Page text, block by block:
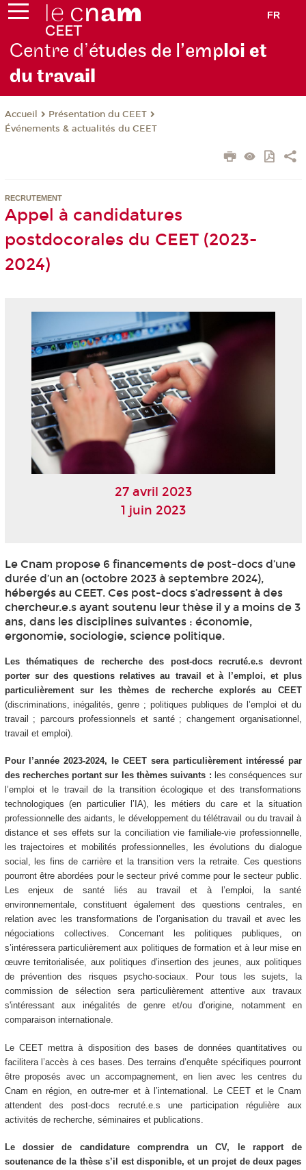
FR
Centre d’études de l’emploi et
du travail
Accueil
Présentation du CEET
Événements & actualités du CEET
RECRUTEMENT
Appel à candidatures
postdocorales du CEET (2023-
2024)
27 avril 2023
1 juin 2023
Le Cnam propose 6 financements de post-docs d’une
durée d’un an (octobre 2023 à septembre 2024),
hébergés au CEET. Ces post-docs s’adressent à des
chercheur.e.s ayant soutenu leur thèse il y a moins de 3
ans, dans les disciplines suivantes : économie,
ergonomie, sociologie, science politique.
Les thématiques de recherche des post-docs recruté.e.s devront
porter sur des questions relatives au travail et à l’emploi, et plus
particulièrement sur les thèmes de recherche explorés au CEET
(discriminations, inégalités, genre ; politiques publiques de l’emploi et du
travail ; parcours professionnels et santé ; changement organisationnel,
travail et emploi).
Pour l’année 2023-2024, le CEET sera particulièrement intéressé par
des recherches portant sur les thèmes suivants : les conséquences sur
l’emploi et le travail de la transition écologique et des transformations
technologiques (en particulier l’IA), les métiers ducare et la situation
professionnelle des aidants, le développement du télétravail ou du travail à
distance et ses effets sur la conciliation vie familiale-vie professionnelle,
les trajectoires et mobilités professionnelles, les évolutions du dialogue
social, les fins de carrière et la transition vers la retraite. Ces questions
pourront être abordées pour le secteur privé comme pour le secteur public.
Les enjeux de santé liés au travail et à l’emploi, la santé
environnementale, constituent également des questions centrales, en
relation avec les transformations de l’organisation du travail et avec les
négociations collectives. Concernant les politiques publiques, on
s’intéressera particulièrement aux politiques de formation et à leur mise en
œuvre territorialisée, aux politiques d’insertion des jeunes, aux politiques
de prévention des risques psycho-sociaux. Pour tous les sujets, la
commission de sélection sera particulièrement attentive aux travaux
s'intéressant aux inégalités de genre et/ou d’origine, notamment en
comparaison internationale.
Le CEET mettra à disposition des bases de données quantitatives ou
facilitera l’accès à ces bases. Des terrains d’enquête spécifiques pourront
être proposés avec un accompagnement, en lien avec les centres du
Cnam en région, en outre-mer et à l’international. Le CEET et le Cnam
attendent des post-docs recruté.e.s une participation régulière aux
activités de recherche, séminaires et publications.
Le dossier de candidature comprendra un CV, le rapport de
soutenance de la thèse s’il est disponible, et un projet de deux pages